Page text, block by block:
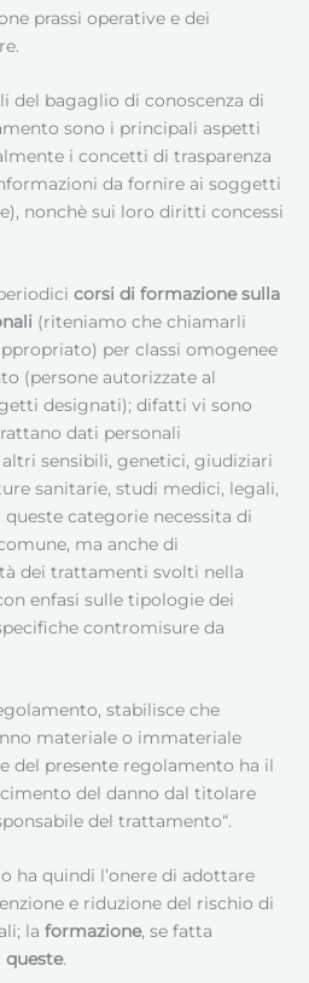
prassi operative e dei
del bagaglio di conoscenza di
sono i principali aspetti
i concetti di trasparenza
da fornire ai soggetti
nonchè sui loro diritti concessi
corsi di formazione sulla
(riteniamo che chiamarli
per classi omogenee
(persone autorizzate al
designati); difatti vi sono
dati personali
sensibili, genetici, giudiziari
sanitarie, studi medici, legali,
categorie necessita di
ma anche di
dei trattamenti svolti nella
enfasi sulle tipologie dei
contromisure da
stabilisce che
materiale o immateriale
del presente regolamento ha il
del danno dal titolare
del trattamento“.
ha quindi l’onere di adottare
e riduzione del rischio di
la formazione, se fatta
queste.